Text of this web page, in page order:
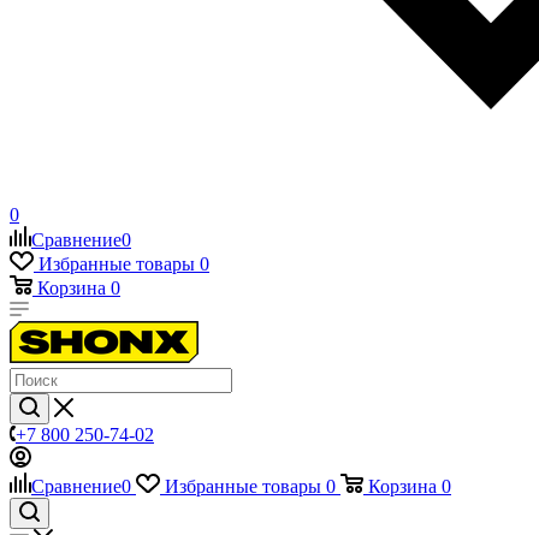
0
Сравнение0
Избранные товары 0
Корзина 0
+7 800 250-74-02
Сравнение0 Избранные товары 0 Корзина 0